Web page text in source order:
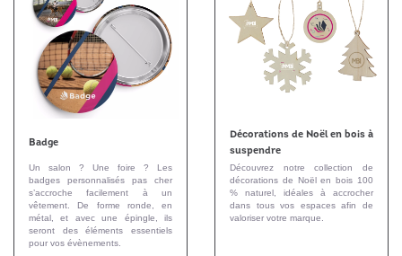
Badge
Un salon ? Une foire ? Les
badges personnalisés pas cher
s’accroche facilement à un
vêtement. De forme ronde, en
métal, et avec une épingle, ils
seront des éléments essentiels
pour vos évènements.
Décorations de Noël en bois à
suspendre
Découvrez notre collection de
décorations de Noël en bois 100
% naturel, idéales à accrocher
dans tous vos espaces afin de
valoriser votre marque.